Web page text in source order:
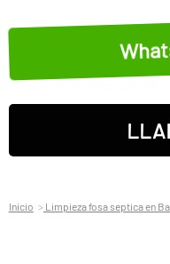
Inicio Limpieza fosa septica en